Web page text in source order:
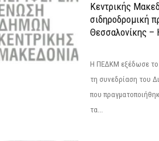
Κεντρικής
σιδηροδρομική
Θεσσαλονίκης –
Η ΠΕΔΚΜ εξέδωσε το
τη συνεδρίαση του
που
τα...